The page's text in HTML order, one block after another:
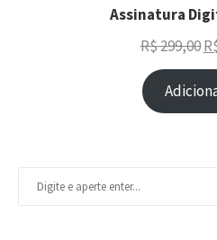
Assinatura
R$299,00